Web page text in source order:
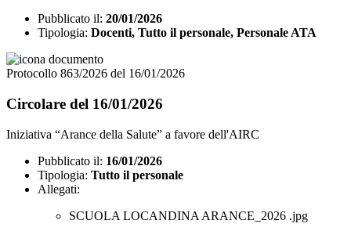
Pubblicato il: 20/01/2026
Tipologia: Docenti, Tutto il personale, Personale ATA
Protocollo 863/2026 del 16/01/2026
Circolare del 16/01/2026
Iniziativa “Arance della Salute” a favore dell'AIRC
Pubblicato il: 16/01/2026
Tipologia: Tutto il personale
Allegati:
SCUOLA LOCANDINA ARANCE_2026 .jpg